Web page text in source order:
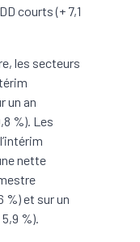
courts (+ 7,1
les secteurs
un an
%). Les
nette
%) et sur un
%).